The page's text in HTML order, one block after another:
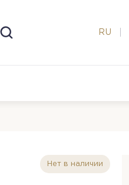
RU
Нет в наличии